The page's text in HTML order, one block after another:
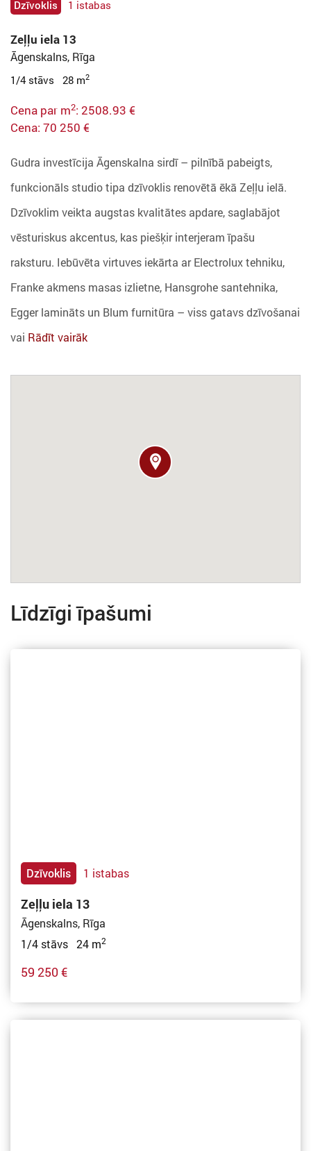
Dzīvoklis 1 istabas
Zeļļu iela 13
Āgenskalns, Rīga
1/4 stāvs 28 m2
Cena par m2: 2508.93 €
Cena: 70 250 €
Gudra investīcija Āgenskalna sirdī – pilnībā pabeigts,
funkcionāls studio tipa dzīvoklis renovētā ēkā Zeļļu ielā.
Dzīvoklim veikta augstas kvalitātes apdare, saglabājot
vēsturiskus akcentus, kas piešķir interjeram īpašu
raksturu. Iebūvēta virtuves iekārta ar Electrolux tehniku,
Franke akmens masas izlietne, Hansgrohe santehnika,
Egger lamināts un Blum furnitūra – viss gatavs dzīvošanai
vai Rādīt vairāk
Līdzīgi īpašumi
Dzīvoklis 1 istabas
Zeļļu iela 13
Āgenskalns, Rīga
1/4 stāvs 24 m2
59 250 €